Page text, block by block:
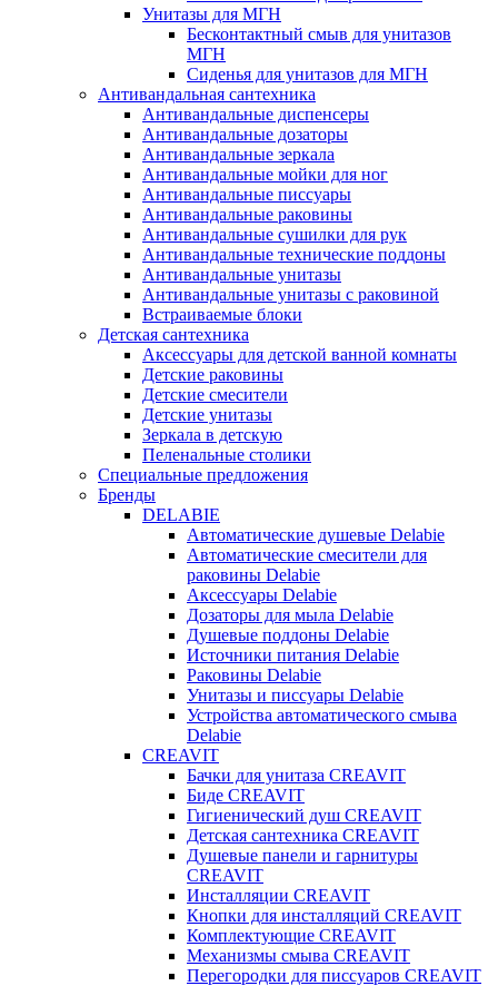
Унитазы для МГН
Бесконтактный смыв для унитазов
МГН
Сиденья для унитазов для МГН
Антивандальная сантехника
Антивандальные диспенсеры
Антивандальные дозаторы
Антивандальные зеркала
Антивандальные мойки для ног
Антивандальные писсуары
Антивандальные раковины
Антивандальные сушилки для рук
Антивандальные технические поддоны
Антивандальные унитазы
Антивандальные унитазы с раковиной
Встраиваемые блоки
Детская сантехника
Аксессуары для детской ванной комнаты
Детские раковины
Детские смесители
Детские унитазы
Зеркала в детскую
Пеленальные столики
Специальные предложения
Бренды
DELABIE
Автоматические душевые Delabie
Автоматические смесители для
раковины Delabie
Аксессуары Delabie
Дозаторы для мыла Delabie
Душевые поддоны Delabie
Источники питания Delabie
Раковины Delabie
Унитазы и писсуары Delabie
Устройства автоматического смыва
Delabie
CREAVIT
Бачки для унитаза CREAVIT
Биде CREAVIT
Гигиенический душ CREAVIT
Детская сантехника CREAVIT
Душевые панели и гарнитуры
CREAVIT
Инсталляции CREAVIT
Кнопки для инсталляций CREAVIT
Комплектующие CREAVIT
Механизмы смыва CREAVIT
Перегородки для писсуаров CREAVIT